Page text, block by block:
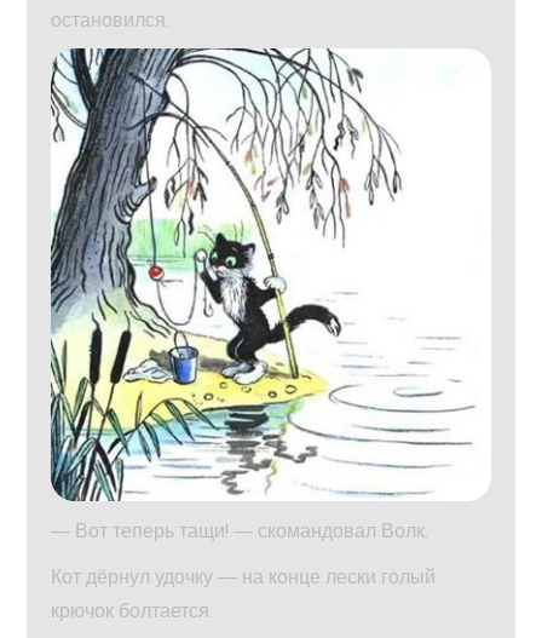
остановился.
— Вот теперь тащи! — скомандовал Волк.
Кот дёрнул удочку — на конце лески голый
крючок болтается.